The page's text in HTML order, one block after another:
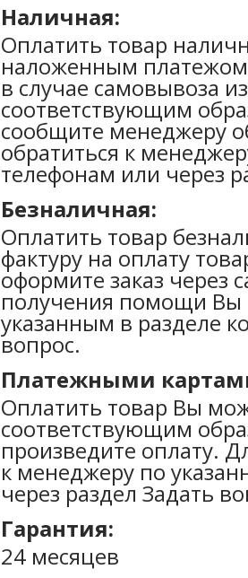
Наличная:
Оплатить товар
наложенным
в случае самовывоза
соответствующим
сообщите менеджеру
обратиться к
телефонам или через
Безналичная:
Оплатить товар
фактуру на оплату
оформите заказ через
получения помощи Вы
указанным в разделе
вопрос.
Платежными
Оплатить товар Вы
соответствующим
произведите оплату.
к менеджеру по
через раздел Задать
Гарантия:
24 месяцев